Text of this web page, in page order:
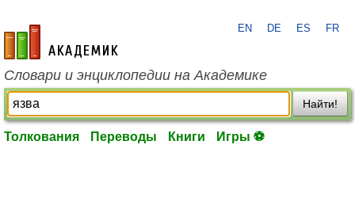
academic.ru
EN DE ES FR
Словари и энциклопедии на Академике
Найти!
Толкования Переводы Книги Игры ⚽